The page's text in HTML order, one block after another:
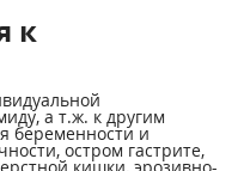
к
а т.ж. к другим
беременности и
остром гастрите,